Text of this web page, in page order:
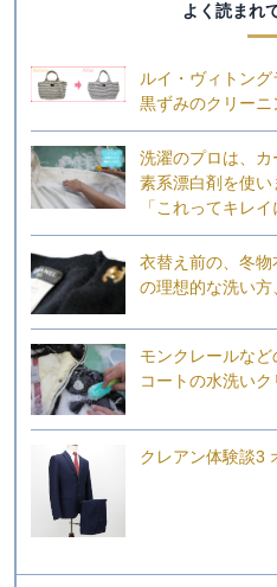
よく読まれ
ルイ・ヴィトン
黒ずみのクリー
洗濯のプロは、
素系漂白剤を使い
「これってキレ
衣替え前の、冬
の理想的な洗い方
モンクレールな
コートの水洗い
クレアン体験談3